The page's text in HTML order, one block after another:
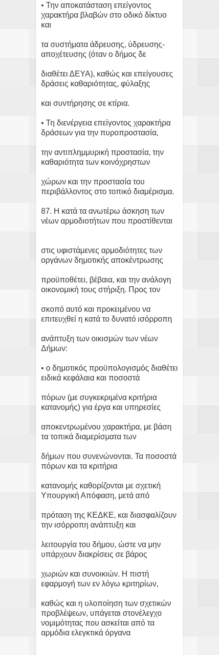
• Την αποκατάσταση επείγοντος
χαρακτήρα βλαβών στο οδικό δίκτυο
και
τα συστήματα άδρευσης, ύδρευσης-
αποχέτευσης (όταν ο δήμος δε
διαθέτει ΔΕΥΑ), καθώς και επείγουσες
δράσεις καθαριότητας, φύλαξης
και συντήρησης σε κτίρια.
• Τη διενέργεια επείγοντος χαρακτήρα
δράσεων για την πυροπροστασία,
την αντιπλημμυρική προστασία, την
καθαριότητα των κοινόχρηστων
χώρων και την προστασία του
περιβάλλοντος στο τοπικό διαμέρισμα.
87. Η κατά τα ανωτέρω άσκηση των
νέων αρμοδιοτήτων που προστίθενται
στις υφιστάμενες αρμοδιότητες των
οργάνων δημοτικής αποκέντρωσης
προϋποθέτει, βέβαια, και την ανάλογη
οικονομική τους στήριξη. Προς τον
σκοπό αυτό και προκειμένου να
επιτευχθεί η κατά το δυνατό ισόρροπη
ανάπτυξη των οικισμών των νέων
Δήμων:
• ο δημοτικός προϋπολογισμός διαθέτει
ειδικά κεφάλαια και ποσοστά
πόρων (με συγκεκριμένα κριτήρια
κατανομής) για έργα και υπηρεσίες
αποκεντρωμένου χαρακτήρα, με βάση
τα τοπικά διαμερίσματα των
δήμων που συνενώνονται. Τα ποσοστά
πόρων και τα κριτήρια
κατανομής καθορίζονται με σχετική
Υπουργική Απόφαση, μετά από
πρόταση της ΚΕΔΚΕ, και διασφαλίζουν
την ισόρροπη ανάπτυξη και
λειτουργία του δήμου, ώστε να μην
υπάρχουν διακρίσεις σε βάρος
χωριών και συνοικιών. Η πιστή
εφαρμογή των εν λόγω κριτηρίων,
καθώς και η υλοποίηση των σχετικών
προβλέψεων, υπάγεται στονέλεγχο
νομιμότητας που ασκείται από τα
αρμόδια ελεγκτικά όργανα